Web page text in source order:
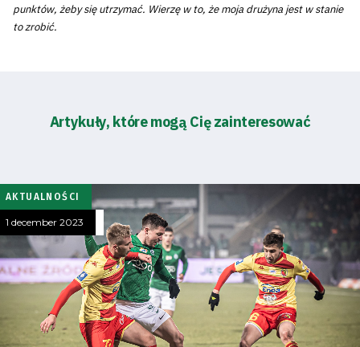
punktów, żeby się utrzymać. Wierzę w to, że moja drużyna jest w stanie
to zrobić.
Artykuły, które mogą Cię zainteresować
AKTUALNOŚCI
1 december 2023